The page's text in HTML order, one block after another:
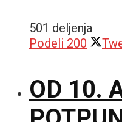
501 deljenja
Podeli 200
OD 10.